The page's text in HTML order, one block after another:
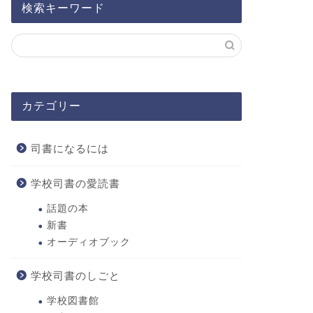
検索キーワード
カテゴリー
司書になるには
学校司書の愛読書
話題の本
新書
オーディオブック
学校司書のしごと
学校図書館